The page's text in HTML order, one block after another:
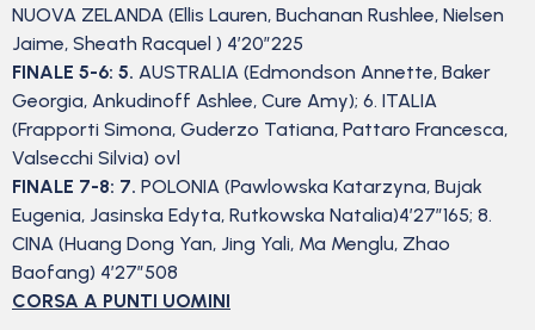
NUOVA ZELANDA (Ellis Lauren, Buchanan Rushlee, Nielsen
Jaime, Sheath Racquel ) 4’20”225
FINALE 5-6: 5. AUSTRALIA (Edmondson Annette, Baker
Georgia, Ankudinoff Ashlee, Cure Amy); 6. ITALIA
(Frapporti Simona, Guderzo Tatiana, Pattaro Francesca,
Valsecchi Silvia) ovl
FINALE 7-8: 7. POLONIA (Pawlowska Katarzyna, Bujak
Eugenia, Jasinska Edyta, Rutkowska Natalia)4’27”165; 8.
CINA (Huang Dong Yan, Jing Yali, Ma Menglu, Zhao
Baofang) 4’27”508
CORSA A PUNTI UOMINI